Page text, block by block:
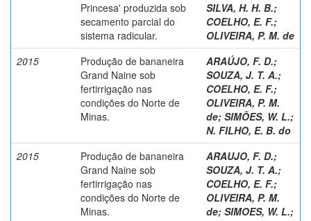
Princesa' produzida sob
secamento parcial do
sistema radicular.
SILVA, H. H. B.;
COELHO, E. F.;
OLIVEIRA, P. M. de
2015
Produção de bananeira
Grand Naine sob
fertirrigação nas
condições do Norte de
Minas.
ARAÚJO, F. D.;
SOUZA, J. T. A.;
COELHO, E. F.;
OLIVEIRA, P. M.
de; SIMÕES, W. L.;
N. FILHO, E. B. do
2015
Produção de bananeira
Grand Naine sob
fertirrigação nas
condições do Norte de
Minas.
ARAUJO, F. D.;
SOUZA, J. T. A.;
COELHO, E. F.;
OLIVEIRA, P. M.
de; SIMOES, W. L.;